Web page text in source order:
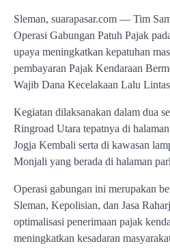
Sleman, suarapasar.com — Tim
Operasi Gabungan Patuh Pajak
upaya meningkatkan kepatuhan
pembayaran Pajak Kendaraan
Wajib Dana Kecelakaan Lalu
Kegiatan dilaksanakan dalam dua
Ringroad Utara tepatnya di
Jogja Kembali serta di kawasan
Monjali yang berada di halaman
Operasi gabungan ini merupakan
Sleman, Kepolisian, dan Jasa
optimalisasi penerimaan pajak
meningkatkan kesadaran